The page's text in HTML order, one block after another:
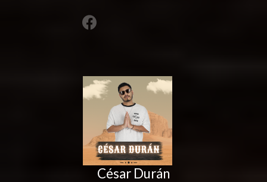
César Durán